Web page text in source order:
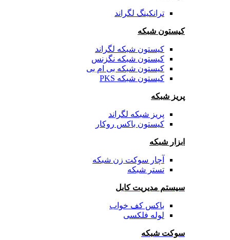
ترانکینگ لگراند
کیستون شبکه
کیستون شبکه لگراند
کیستون شبکه نگزنس
کیستون شبکه بی ام بی
کیستون شبکه PKS
پریز شبکه
پریز شبکه لگراند
کیستون باکس روکار
ابزار شبکه
آچار سوکت زن شبکه
تستر شبکه
سیستم مدیریت کابل
باکس کف خواب
لوله فلکسی
سوکت شبکه